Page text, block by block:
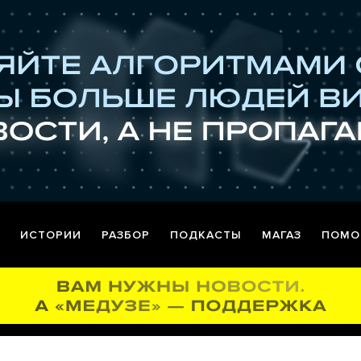
ИСТОРИИ РАЗБОР ПОДКАСТЫ МАГАЗ